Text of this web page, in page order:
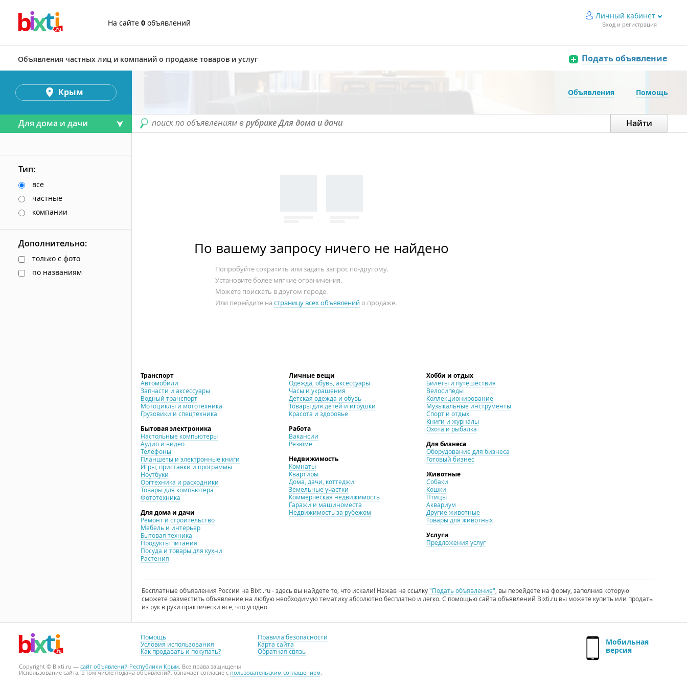
На сайте 0 объявлений
Личный кабинет
Вход и регистрация
Объявления частных лиц и компаний о продаже товаров и услуг Подать объявление
Объявления Помощь
поиск по объявлениям в рубрике Для дома и дачи
По вашему запросу ничего не найдено
Попробуйте сократить или задать запрос по-другому.
Установите более мягкие ограничения.
Можете поискать в другом городе.
Или перейдите на страницу всех объявленийо продаже.
Транспорт
Автомобили
Запчасти и аксессуары
Водный транспорт
Мотоциклы и мототехника
Грузовики и спецтехника
Бытовая электроника
Настольные компьютеры
Аудио и видео
Телефоны
Планшеты и электронные книги
Игры, приставки и программы
Ноутбуки
Оргтехника и расходники
Товары для компьютера
Фототехника
Для дома и дачи
Ремонт и строительство
Мебель и интерьер
Бытовая техника
Продукты питания
Посуда и товары для кухни
Растения
Личные вещи
Одежда, обувь, аксессуары
Часы и украшения
Детская одежда и обувь
Товары для детей и игрушки
Красота и здоровье
Работа
Вакансии
Резюме
Недвижимость
Комнаты
Квартиры
Дома, дачи, коттеджи
Земельные участки
Коммерческая недвижимость
Гаражи и машиноместа
Недвижимость за рубежом
Хобби и отдых
Билеты и путешествия
Велосипеды
Коллекционирование
Музыкальные инструменты
Спорт и отдых
Книги и журналы
Охота и рыбалка
Для бизнеса
Оборудование для бизнеса
Готовый бизнес
Животные
Собаки
Кошки
Птицы
Аквариум
Другие животные
Товары для животных
Услуги
Предложения услуг
Бесплатные объявления России на Bixti.ru - здесь вы найдете то, что искали! Нажав на ссылку"Подать объявление", вы перейдете на форму, заполнив которую
сможете разместить объявление на любую необходимую тематику абсолютно бесплатно и легко. С помощью сайта объявлений Bixti.ru вы можете купить или продать
из рук в руки практически все, что угодно
Крым
Для дома и дачи
Тип:
все
частные
компании
Дополнительно:
только с фото
по названиям
Помощь
Условия использования
Как продавать и покупать?
Правила безопасности
Карта сайта
Обратная связь
Мобильная
версия
Copyright © Bixti.ru — сайт объявлений Республики Крым. Все права защищены
Использование сайта, в том числе подача объявлений, означает согласие с пользовательским соглашением.